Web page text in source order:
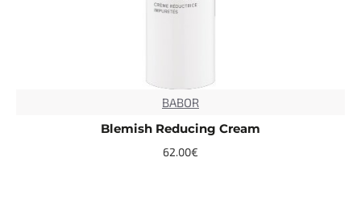
BABOR
Blemish Reducing Cream
62.00€